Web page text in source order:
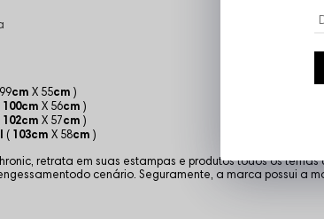
cm X 55cm )
100cm X 56cm )
102cm X 57cm )
( 103cm X 58cm )
retrata em suas estampas e produtos todos os
cenário. Seguramente, a marca possui a